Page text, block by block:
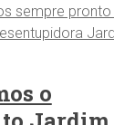
sempre
o